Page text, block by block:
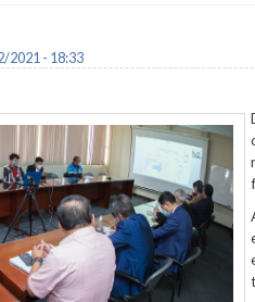
2021 - 18:33